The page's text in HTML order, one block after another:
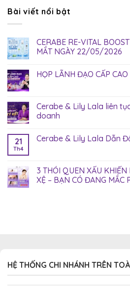
Bài viết nổi bật
CERABE RE-VITAL
MẮT NGÀY 22/05/2026
HỌP LÃNH ĐẠO CẤP
Cerabe & Lily Lala liên
doanh
21
Th4
Cerabe & Lily Lala Dẫn
3 THÓI QUEN XẤU
XỆ – BẠN CÓ ĐANG MẮC
HỆ THỐNG CHI NHÁNH TRÊN